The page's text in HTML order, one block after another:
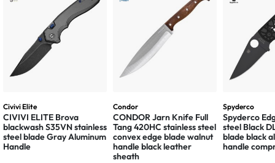
Civivi Elite
CIVIVI ELITE Brova
blackwash S35VN stainless
steel blade Gray Aluminum
Handle
Condor
CONDOR Jarn Knife Full
Tang 420HC stainless steel
convex edge blade walnut
handle black leather
sheath
Spyderco
Spyderco
steel Black
blade black
handle